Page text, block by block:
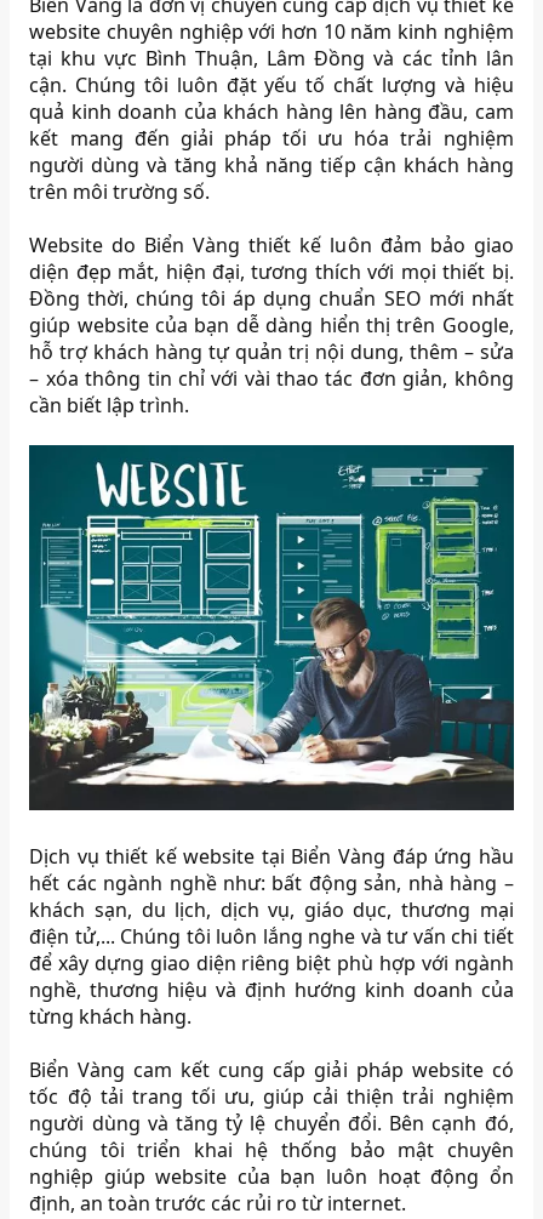
Biển Vàng là đơn vị chuyên cung cấp dịch vụ thiết kế
website chuyên nghiệp với hơn 10 năm kinh nghiệm
tại khu vực Bình Thuận, Lâm Đồng và các tỉnh lân
cận. Chúng tôi luôn đặt yếu tố chất lượng và hiệu
quả kinh doanh của khách hàng lên hàng đầu, cam
kết mang đến giải pháp tối ưu hóa trải nghiệm
người dùng và tăng khả năng tiếp cận khách hàng
trên môi trường số.
Website do Biển Vàng thiết kế luôn đảm bảo giao
diện đẹp mắt, hiện đại, tương thích với mọi thiết bị.
Đồng thời, chúng tôi áp dụng chuẩn SEO mới nhất
giúp website của bạn dễ dàng hiển thị trên Google,
hỗ trợ khách hàng tự quản trị nội dung, thêm – sửa
– xóa thông tin chỉ với vài thao tác đơn giản, không
cần biết lập trình.
Dịch vụ thiết kế website tại Biển Vàng đáp ứng hầu
hết các ngành nghề như: bất động sản, nhà hàng –
khách sạn, du lịch, dịch vụ, giáo dục, thương mại
điện tử,... Chúng tôi luôn lắng nghe và tư vấn chi tiết
để xây dựng giao diện riêng biệt phù hợp với ngành
nghề, thương hiệu và định hướng kinh doanh của
từng khách hàng.
Biển Vàng cam kết cung cấp giải pháp website có
tốc độ tải trang tối ưu, giúp cải thiện trải nghiệm
người dùng và tăng tỷ lệ chuyển đổi. Bên cạnh đó,
chúng tôi triển khai hệ thống bảo mật chuyên
nghiệp giúp website của bạn luôn hoạt động ổn
định, an toàn trước các rủi ro từ internet.